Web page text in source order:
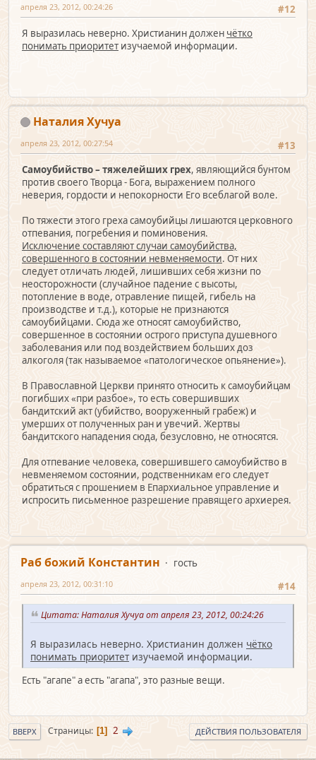
#12
апреля 23, 2012, 00:24:26
Я выразилась неверно. Христианин должен чётко
понимать приоритет изучаемой информации.
Наталия Хучуа
#13
апреля 23, 2012, 00:27:54
Самоубийство – тяжелейших грех, являющийся бунтом
против своего Творца - Бога, выражением полного
неверия, гордости и непокорности Его всеблагой воле.
По тяжести этого греха самоубийцы лишаются церковного
отпевания, погребения и поминовения.
Исключение составляют случаи самоубийства,
совершенного в состоянии невменяемости. От них
следует отличать людей, лишивших себя жизни по
неосторожности (случайное падение с высоты,
потопление в воде, отравление пищей, гибель на
производстве и т.д.), которые не признаются
самоубийцами. Сюда же относят самоубийство,
совершенное в состоянии острого приступа душевного
заболевания или под воздействием больших доз
алкоголя (так называемое «патологическое опьянение»).
В Православной Церкви принято относить к самоубийцам
погибших «при разбое», то есть совершивших
бандитский акт (убийство, вооруженный грабеж) и
умерших от полученных ран и увечий. Жертвы
бандитского нападения сюда, безусловно, не относятся.
Для отпевание человека, совершившего самоубийство в
невменяемом состоянии, родственникам его следует
обратиться с прошением в Епархиальное управление и
испросить письменное разрешение правящего архиерея.
Раб божий Константин
гость
#14
апреля 23, 2012, 00:31:10
Цитата: Наталия Хучуа от апреля 23, 2012, 00:24:26
Я выразилась неверно. Христианин должен чётко
понимать приоритетизучаемой информации.
Есть "агапе" а есть "агапа", это разные вещи.
ВВЕРХ Страницы 1 2 ДЕЙСТВИЯ ПОЛЬЗОВАТЕЛЯ